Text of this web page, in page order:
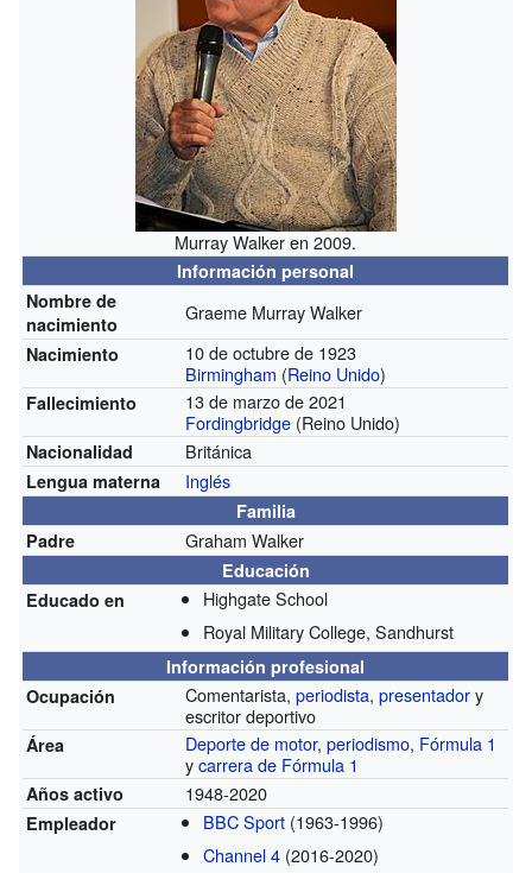
Murray Walker en 2009.
Información personal
Nombre de
nacimiento
Graeme Murray Walker
Nacimiento
10 de octubre de 1923
Birmingham (Reino Unido)
Fallecimiento
13 de marzo de 2021
Fordingbridge (Reino Unido)
Nacionalidad Británica
Lengua materna Inglés
Familia
Padre
Graham Walker
Educación
Educado en
Highgate School
Royal Military College, Sandhurst
Información profesional
Ocupación
Comentarista,periodista,presentadory
escritor deportivo
Área Deporte de motor,periodismo, Fórmula 1
ycarrera de Fórmula 1
Años activo 1948-2020
Empleador BBC Sport (1963-1996)
Channel 4 (2016-2020)